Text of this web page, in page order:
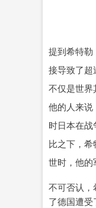
提到希特勒
接导致了超
不仅是世
他的人来说
时日本在
比之下，
世时，他的
不可否认
了德国遭